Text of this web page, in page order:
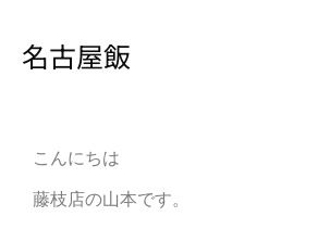
名古屋飯
こんにちは
藤枝店の山本です。